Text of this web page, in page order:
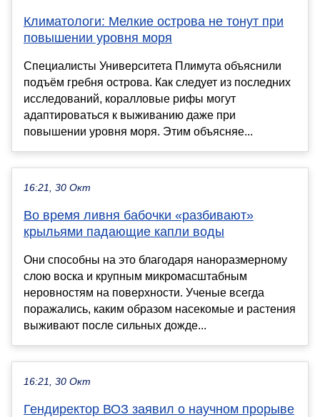
Климатологи: Мелкие острова не тонут при
повышении уровня моря
Специалисты Университета Плимута объяснили
подъём гребня острова. Как следует из последних
исследований, коралловые рифы могут
адаптироваться к выживанию даже при
повышении уровня моря. Этим объясняе...
16:21, 30 Окт
Во время ливня бабочки «разбивают»
крыльями падающие капли воды
Они способны на это благодаря наноразмерному
слою воска и крупным микромасштабным
неровностям на поверхности. Ученые всегда
поражались, каким образом насекомые и растения
выживают после сильных дожде...
16:21, 30 Окт
Гендиректор ВОЗ заявил о научном прорыве